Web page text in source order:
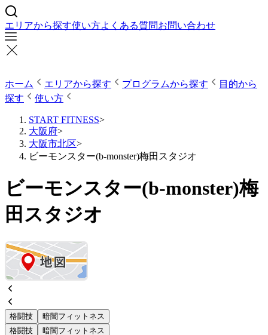
エリアから探す使い方よくある質問お問い合わせ
ホーム エリアから探す プログラムから探す
目的から
探す
使い方
START FITNESS>
大阪府>
大阪市北区>
ビーモンスター(b-monster)梅田スタジオ
ビーモンスター(b-monster)梅
田スタジオ
格闘技
暗闇フィットネス
格闘技
暗闇フィットネス